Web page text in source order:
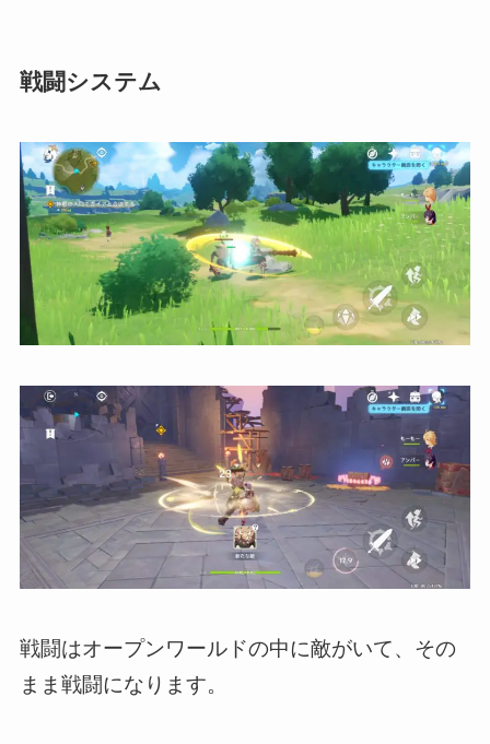
戦闘システム
戦闘はオープンワールドの中に敵がいて、その
まま戦闘になります。